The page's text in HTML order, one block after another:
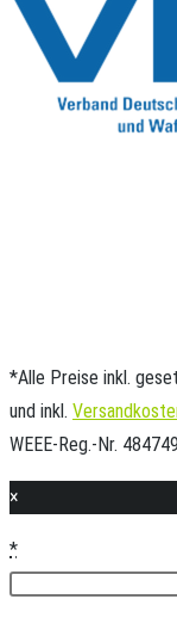
*Alle Preise inkl.
und inkl.
WEEE-Reg.-Nr.
×
*